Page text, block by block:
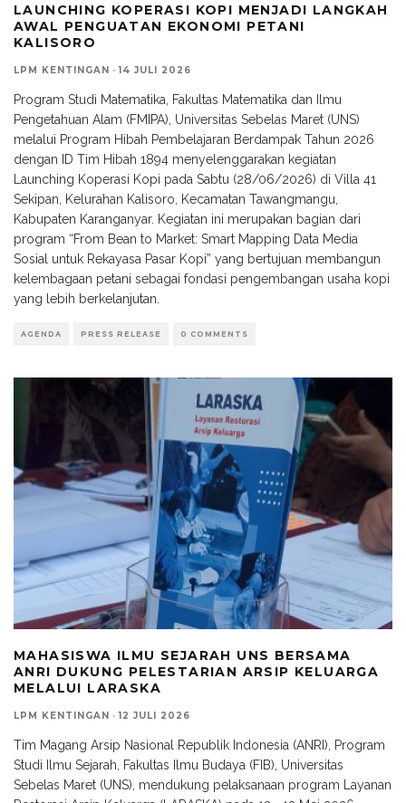
LAUNCHING KOPERASI KOPI MENJADI LANGKAH
AWAL PENGUATAN EKONOMI PETANI
KALISORO
LPM KENTINGAN · 14 JULI 2026
Program Studi Matematika, Fakultas Matematika dan Ilmu
Pengetahuan Alam (FMIPA), Universitas Sebelas Maret (UNS)
melalui Program Hibah Pembelajaran Berdampak Tahun 2026
dengan ID Tim Hibah 1894 menyelenggarakan kegiatan
Launching Koperasi Kopi pada Sabtu (28/06/2026) di Villa 41
Sekipan, Kelurahan Kalisoro, Kecamatan Tawangmangu,
Kabupaten Karanganyar. Kegiatan ini merupakan bagian dari
program “From Bean to Market: Smart Mapping Data Media
Sosial untuk Rekayasa Pasar Kopi” yang bertujuan membangun
kelembagaan petani sebagai fondasi pengembangan usaha kopi
yang lebih berkelanjutan.
AGENDA PRESS RELEASE 0 COMMENTS
MAHASISWA ILMU SEJARAH UNS BERSAMA
ANRI DUKUNG PELESTARIAN ARSIP KELUARGA
MELALUI LARASKA
LPM KENTINGAN · 12 JULI 2026
Tim Magang Arsip Nasional Republik Indonesia (ANRI), Program
Studi Ilmu Sejarah, Fakultas Ilmu Budaya (FIB), Universitas
Sebelas Maret (UNS), mendukung pelaksanaan program Layanan